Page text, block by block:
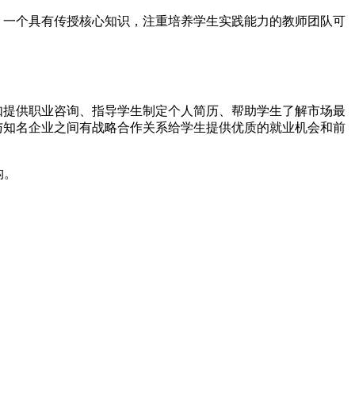
个具有传授核心知识，注重培养学生实践能力的教师团队可
供职业咨询、指导学生制定个人简历、帮助学生了解市场最
名企业之间有战略合作关系给学生提供优质的就业机会和前